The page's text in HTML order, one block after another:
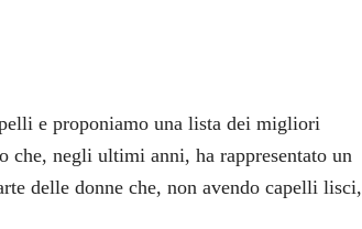
e proponiamo una lista dei migliori
che, negli ultimi anni, ha rappresentato un
delle donne che, non avendo capelli lisci,